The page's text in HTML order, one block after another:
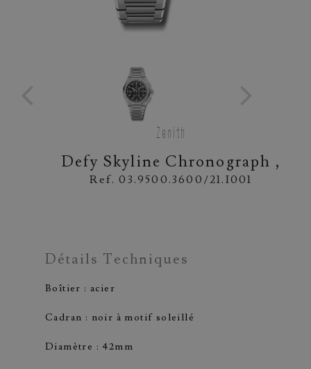
Zenith
Defy Skyline Chronograph ,
Ref. 03.9500.3600/21.I001
Détails Techniques
Boîtier : acier
Cadran : noir à motif soleillé
Diamètre : 42mm